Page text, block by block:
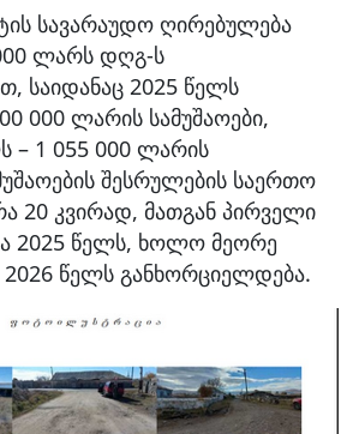
სავარაუდო ღირებულება
ლარს დღგ-ს
საიდანაც 2025 წელს
000 ლარის სამუშაოები,
– 1 055 000 ლარის
შესრულების საერთო
20 კვირად, მათგან პირველი
2025 წელს, ხოლო მეორე
2026 წელს განხორციელდება.